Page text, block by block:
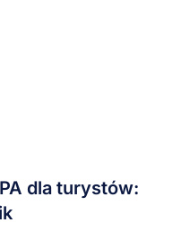
dla turystów: